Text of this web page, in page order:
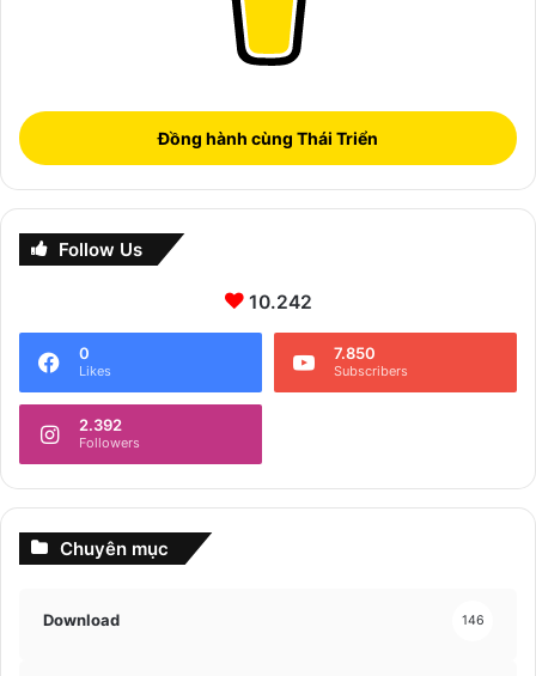
Đồng hành cùng Thái Triển
Follow Us
10.242
0
Likes
7.850
Subscribers
2.392
Followers
Chuyên mục
Download 146